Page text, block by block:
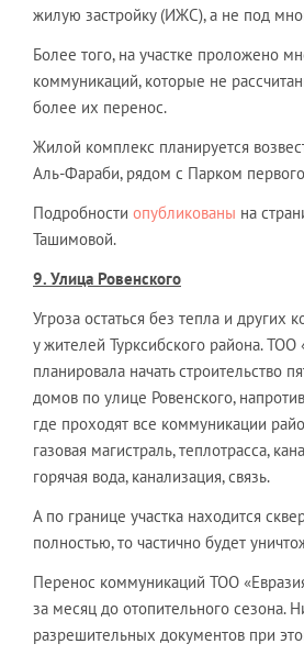
жилую застройку (ИЖС), а не под
Более того, на участке проложено
коммуникаций, которые не
более их перенос.
Жилой комплекс планируется
Аль-Фараби, рядом с Парком
Подробности опубликованы на
Ташимовой.
9. Улица Ровенского
Угроза остаться без тепла и других
у жителей Турксибского района. ТОО
планировала начать строительство
домов по улице Ровенского,
где проходят все коммуникации
газовая магистраль, теплотрасса,
горячая вода, канализация, связь.
А по границе участка находится
полностью, то частично будет
Перенос коммуникаций ТОО
за месяц до отопительного сезона.
разрешительных документов при